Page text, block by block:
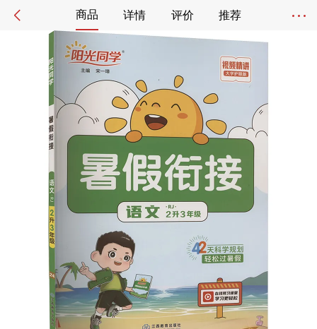
商品 详情 评价 推荐